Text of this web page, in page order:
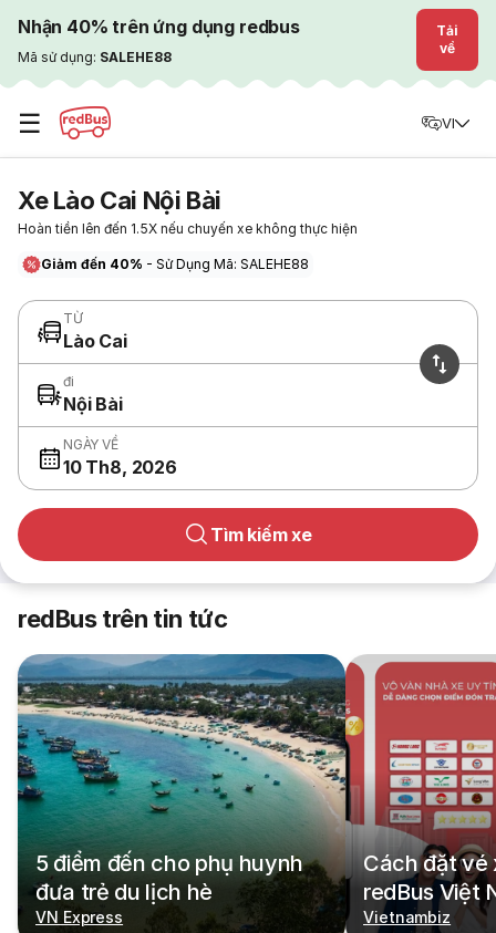
Nhận 40% trên ứng dụng redbus
Mã sử dụng: SALEHE88
Tải
về
☰ VI
Xe Lào Cai Nội Bài
Hoàn tiền lên đến 1.5X nếu chuyến xe không thực hiện
Giảm đến 40% - Sử Dụng Mã: SALEHE88
TỪ
Lào Cai
đi
Nội Bài
NGÀY VỀ
10 Th8, 2026
Tìm kiếm xe
redBus trên tin tức
5 điểm đến cho phụ huynh
đưa trẻ du lịch hè
VN Express
Cách đặt vé
redBus Việt
Vietnambiz